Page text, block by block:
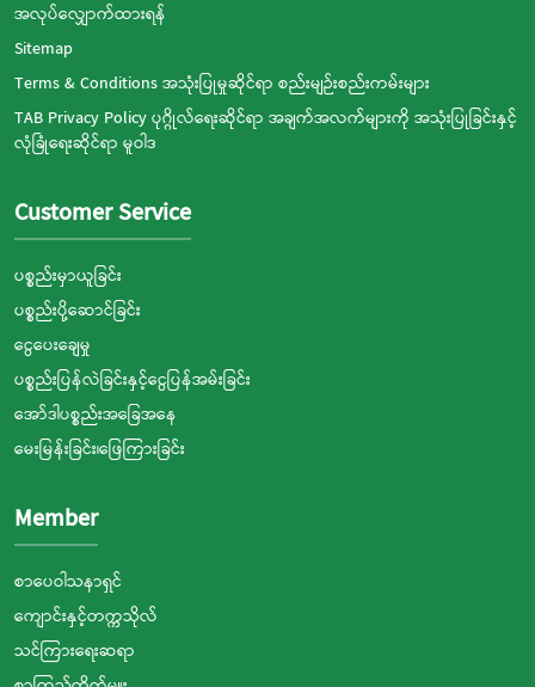
အလုပ်လျှောက်ထားရန်
Sitemap
Terms & Conditions အသုံးပြုမှုဆိုင်ရာ စည်းမျဉ်းစည်းကမ်းများ
TAB Privacy Policy ပုဂ္ဂိုလ်ရေးဆိုင်ရာ အချက်အလက်များကို အသုံးပြုခြင်းနှင့်
လုံခြုံရေးဆိုင်ရာ မူဝါဒ
Customer Service
ပစ္စည်းမှာယူခြင်း
ပစ္စည်းပို့ဆောင်ခြင်း
ငွေပေးချေမှု
ပစ္စည်းပြန်လဲခြင်းနှင့်ငွေပြန်အမ်းခြင်း
အော်ဒါပစ္စည်းအခြေအနေ
မေးမြန်းခြင်း၊ဖြေကြားခြင်း
Member
စာပေဝါသနာရှင်
ကျောင်းနှင့်တက္ကသိုလ်
သင်ကြားရေးဆရာ